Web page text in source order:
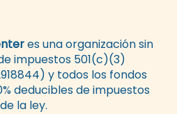
es una organización sin
impuestos 501(c)(3)
y todos los fondos
deducibles de impuestos
la ley.